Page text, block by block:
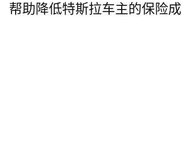
帮助降低特斯拉车主的保险成